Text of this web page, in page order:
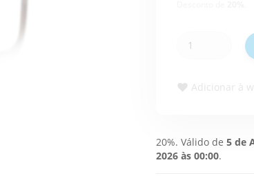
Adicionar à
20%. Válido de 5 de
2026 às 00:00.